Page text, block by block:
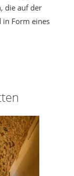
die auf der
in Form eines